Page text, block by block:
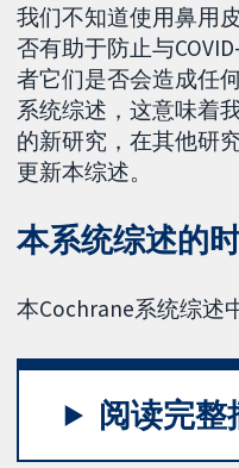
我们不知道使用鼻用
否有助于防止与
者它们是否会造成任
系统综述，这意味着
的新研究，在其他研
更新本综述。
本系统综述的
本Cochrane系统综述
阅读完整